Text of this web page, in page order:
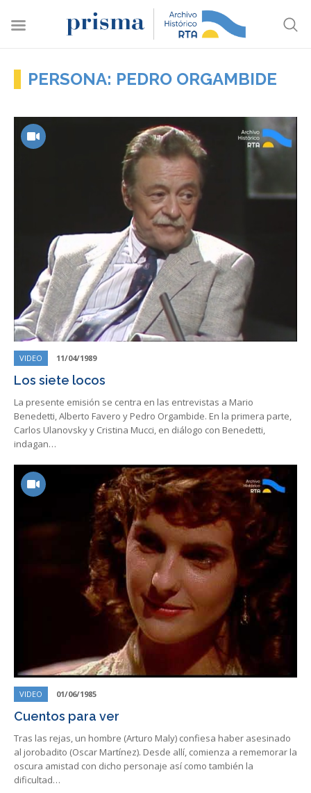
PERSONA: PEDRO ORGAMBIDE
VIDEO 11/04/1989
Los siete locos
La presente emisión se centra en las entrevistas a Mario
Benedetti, Alberto Favero y Pedro Orgambide. En la primera parte,
Carlos Ulanovsky y Cristina Mucci, en diálogo con Benedetti,
indagan…
VIDEO 01/06/1985
Cuentos para ver
Tras las rejas, un hombre (Arturo Maly) confiesa haber asesinado
al jorobadito (Oscar Martínez). Desde allí, comienza a rememorar la
oscura amistad con dicho personaje así como también la
dificultad…